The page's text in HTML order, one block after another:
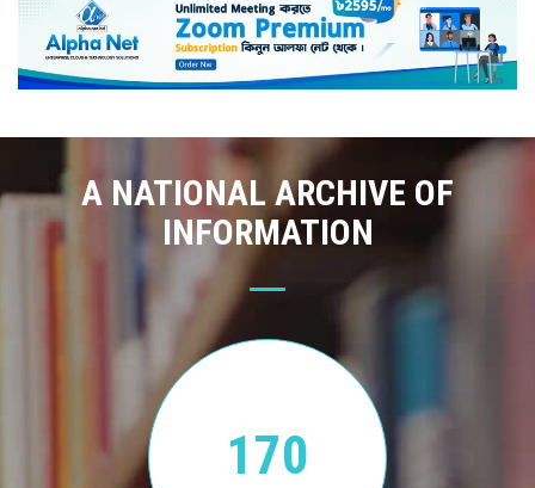
A NATIONAL ARCHIVE OF
INFORMATION
170